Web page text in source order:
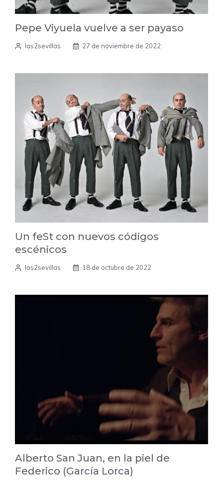
Pepe Viyuela vuelve a ser payaso
las2sevillas 27 de noviembre de 2022
Un feSt con nuevos códigos
escénicos
las2sevillas 18 de octubre de 2022
Alberto San Juan, en la piel de
Federico (García Lorca)